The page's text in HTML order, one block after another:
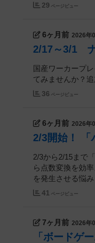
29 ページビュー
6ヶ月前 2026年
2/17～3/1 ナ
国産ワーカープ
てみませんか？
36 ページビュー
6ヶ月前 2026年
2/3開始！ 「
2/3から2/15まで
ら点数変換を効
を発生させる悩
41 ページビュー
7ヶ月前 2026年
「ボードゲ